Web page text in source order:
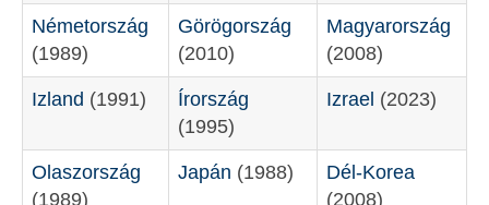
Németország
(1989)
Görögország
(2010)
Magyarország
(2008)
Izland (1991)
Írország
(1995)
Izrael (2023)
Olaszország
(1989)
Japán (1988)
Dél-Korea
(2008)